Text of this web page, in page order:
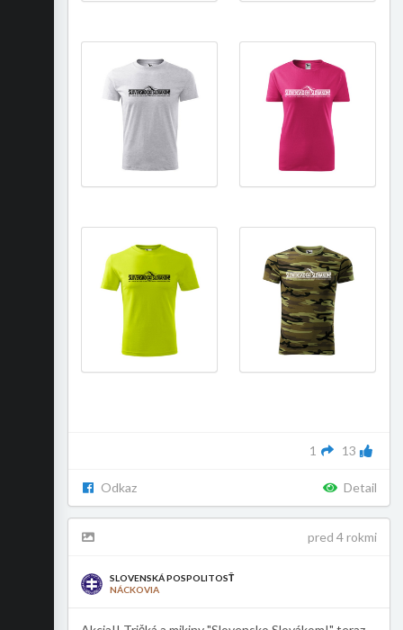
13
1
Odkaz Detail
pred 4 rokmi
SLOVENSKÁ POSPOLITOSŤ
NÁCKOVIA